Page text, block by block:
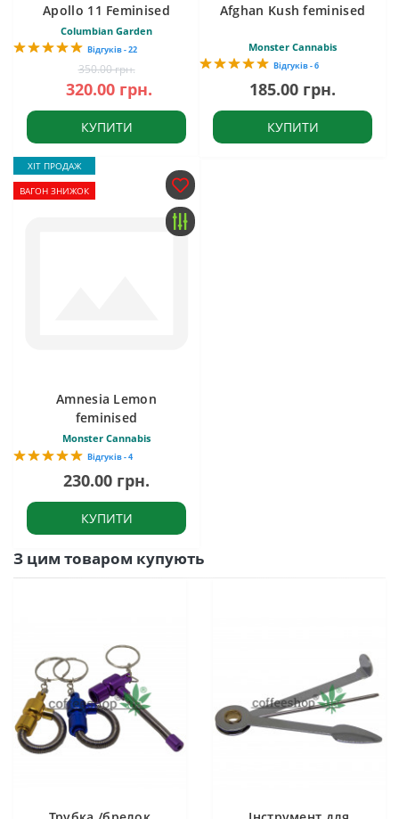
Apollo 11 Feminised
Columbian Garden
Відгуків - 22
350.00 грн.
320.00 грн.
КУПИТИ
Afghan Kush feminised
Monster Cannabis
Відгуків - 6
185.00 грн.
КУПИТИ
ХІТ ПРОДАЖ
ВАГОН ЗНИЖОК
Amnesia Lemon
feminised
Monster Cannabis
Відгуків - 4
230.00 грн.
КУПИТИ
З цим товаром купують